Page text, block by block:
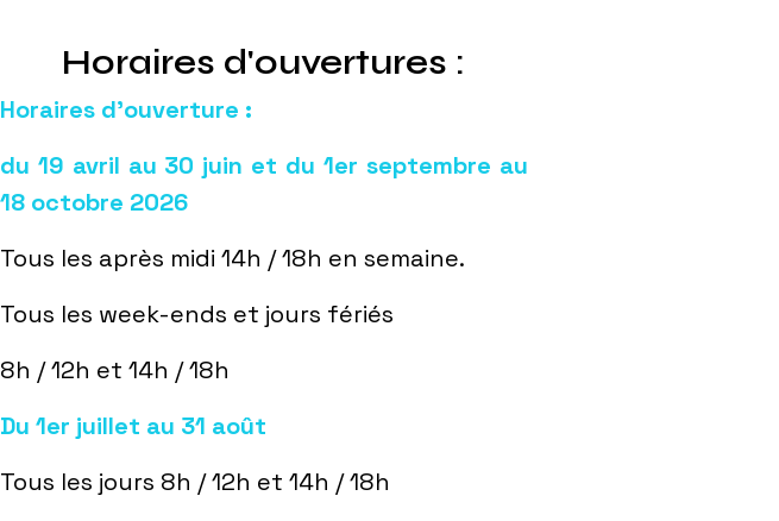
Horaires d'ouvertures :
Horaires d’ouverture :
du 19 avril au 30 juin et du 1er septembre au
18 octobre 2026
Tous les après midi 14h / 18h en semaine.
Tous les week-ends et jours fériés
8h / 12h et 14h / 18h
Du 1er juillet au 31 août
Tous les jours 8h / 12h et 14h / 18h